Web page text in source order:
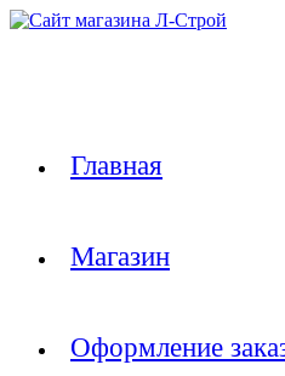
Перейти
Главная
Магазин
Оформление